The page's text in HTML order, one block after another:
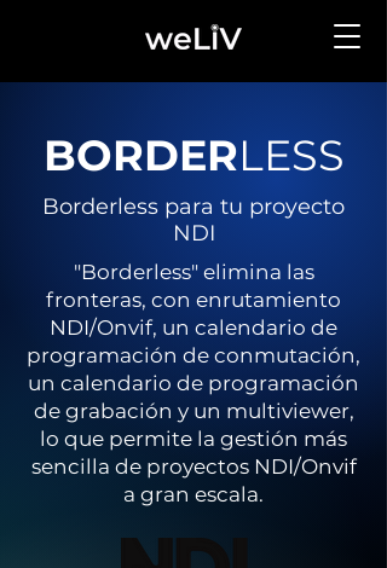
BORDERLESS
Borderless para tu proyecto
NDI
"Borderless" elimina las
fronteras, con enrutamiento
NDI/Onvif, un calendario de
programación de conmutación,
un calendario de programación
de grabación y un multiviewer,
lo que permite la gestión más
sencilla de proyectos NDI/Onvif
a gran escala.